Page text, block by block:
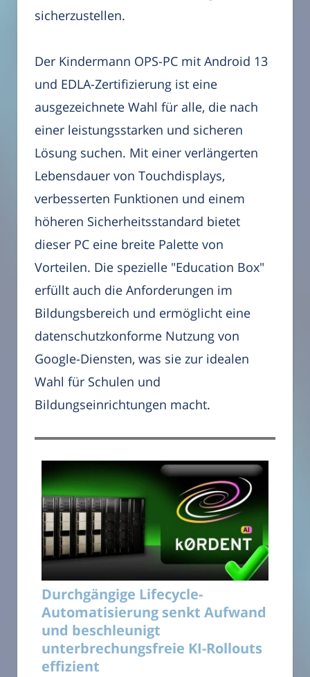
sicherzustellen.
Der Kindermann OPS-PC mit Android 13
und EDLA-Zertifizierung ist eine
ausgezeichnete Wahl für alle, die nach
einer leistungsstarken und sicheren
Lösung suchen. Mit einer verlängerten
Lebensdauer von Touchdisplays,
verbesserten Funktionen und einem
höheren Sicherheitsstandard bietet
dieser PC eine breite Palette von
Vorteilen. Die spezielle "Education Box"
erfüllt auch die Anforderungen im
Bildungsbereich und ermöglicht eine
datenschutzkonforme Nutzung von
Google-Diensten, was sie zur idealen
Wahl für Schulen und
Bildungseinrichtungen macht.
Durchgängige Lifecycle-
Automatisierung senkt Aufwand
und beschleunigt
unterbrechungsfreie KI-Rollouts
effizient